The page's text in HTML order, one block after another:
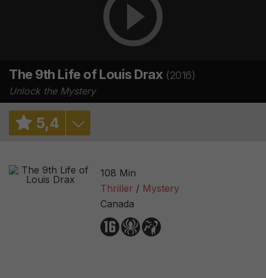
The 9th Life of Louis Drax (2016)
Unlock the Mystery
5,4
6,3/ 15825
38%
3,0
108 Min
Thriller
Mystery
Canada